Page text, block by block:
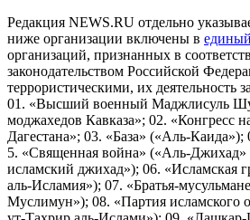
Редакция NEWS.RU отдельно
ниже организации включены в
организаций, признанных в
законодательством Российской
террористическими, их деятельность
01. «Высший военный Маджлисуль
моджахедов Кавказа»; 02. «Конгресс
Дагестана»; 03. «База» («Аль-
5. «Священная война» («Аль-Джихад»
исламский джихад»); 06. «Исламская
аль-Исламия»); 07. «Братья-
Муслимун»); 08. «Партия исламского